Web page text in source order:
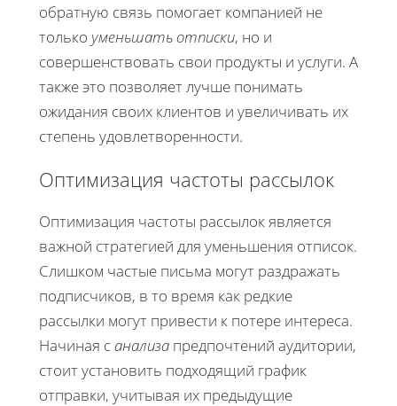
обратную связь помогает компанией не
только уменьшать отписки, но и
совершенствовать свои продукты и услуги. А
также это позволяет лучше понимать
ожидания своих клиентов и увеличивать их
степень удовлетворенности.
Оптимизация частоты рассылок
Оптимизация частоты рассылок является
важной стратегией для уменьшения отписок.
Cлишком частые письма могут раздражать
подписчиков, в то время как редкие
рассылки могут привести к потере интереса.
Начиная с анализа предпочтений аудитории,
стоит установить подходящий график
отправки, учитывая их предыдущие